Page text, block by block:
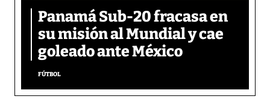
Panamá Sub-20 fracasa en
su misión al Mundial y cae
goleado ante México
FÚTBOL